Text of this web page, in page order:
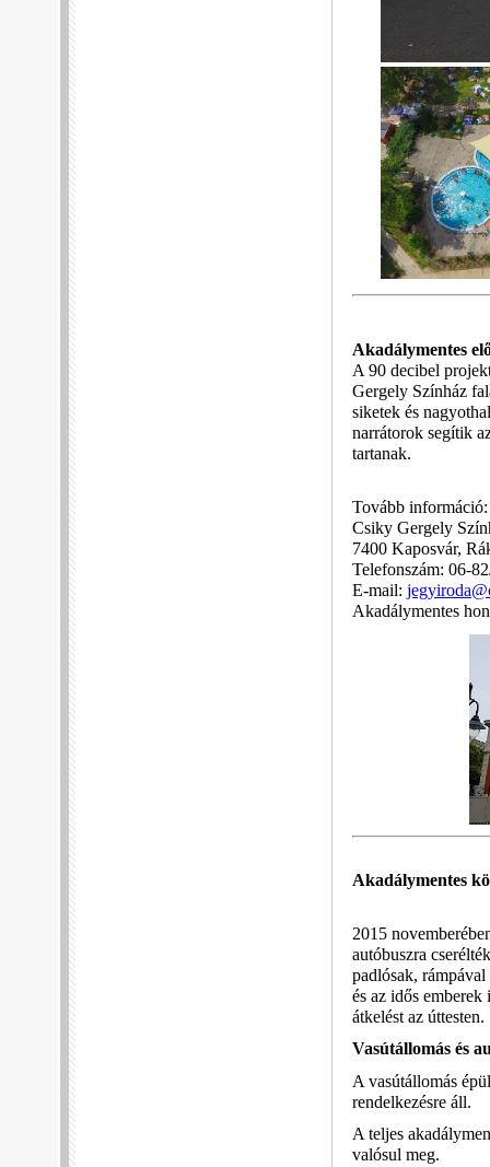
Akadálymentes
A 90 decibel
Gergely Színház
siketek és
narrátorok segítik
tartanak.
Tovább információ:
Csiky Gergely
7400 Kaposvár,
Telefonszám: 06-
E-mail:
Akadálymentes
Akadálymentes
2015
autóbuszra
padlósak,
és az idős
átkelést az úttesten.
Vasútállomás és
A vasútállomás
rendelkezésre áll.
A teljes
valósul meg.